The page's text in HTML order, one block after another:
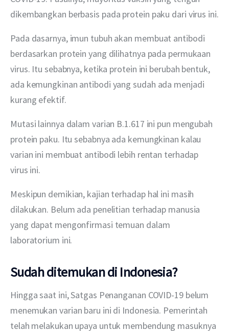
dikembangkan berbasis pada protein paku dari virus ini.
Pada dasarnya, imun tubuh akan membuat antibodi
berdasarkan protein yang dilihatnya pada permukaan
virus. Itu sebabnya, ketika protein ini berubah bentuk,
ada kemungkinan antibodi yang sudah ada menjadi
kurang efektif.
Mutasi lainnya dalam varian B.1.617 ini pun mengubah
protein paku. Itu sebabnya ada kemungkinan kalau
varian ini membuat antibodi lebih rentan terhadap
virus ini.
Meskipun demikian, kajian terhadap hal ini masih
dilakukan. Belum ada penelitian terhadap manusia
yang dapat mengonfirmasi temuan dalam
laboratorium ini.
Sudah ditemukan di Indonesia?
Hingga saat ini, Satgas Penanganan COVID-19 belum
menemukan varian baru ini di Indonesia. Pemerintah
telah melakukan upaya untuk membendung masuknya